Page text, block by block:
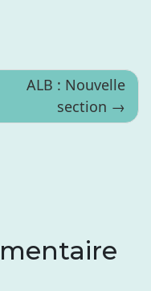
ALB : Nouvelle
section